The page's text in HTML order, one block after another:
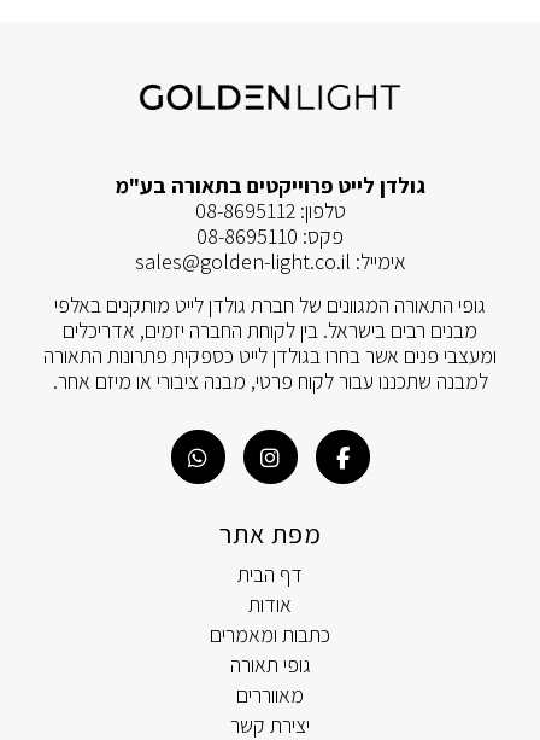
גולדן לייט פרוייקטים בתאורה בע"מ
טלפון:08-8695112
פקס: 08-8695110
אימייל: sales@golden-light.co.il
גופי התאורה המגוונים של חברת גולדן לייט מותקנים באלפי
מבנים רבים בישראל. בין לקוחת החברה יזמים, אדריכלים
ומעצבי פנים אשר בחרו בגולדן לייט כספקית פתרונות התאורה
למבנה שתכננו עבור לקוח פרטי, מבנה ציבורי או מיזם אחר.
מפת אתר
דף הבית
אודות
כתבות ומאמרים
גופי תאורה
מאווררים
יצירת קשר